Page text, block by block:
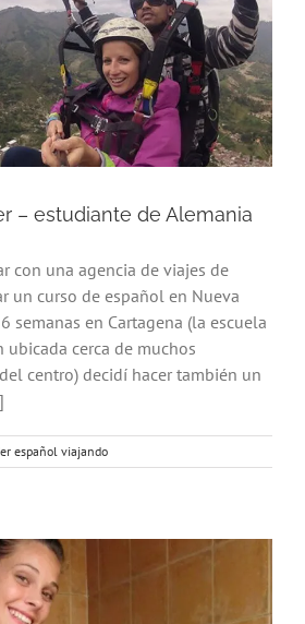
– estudiante de Alemania
con una agencia de viajes de
un curso de español en Nueva
semanas en Cartagena (la escuela
ubicada cerca de muchos
centro) decidí hacer también un
español viajando